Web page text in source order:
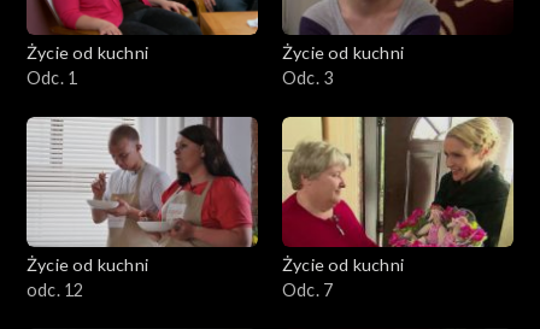
Życie od kuchni
Odc. 1
Życie od kuchni
Odc. 3
Życie od kuchni
odc. 12
Życie od kuchni
Odc. 7